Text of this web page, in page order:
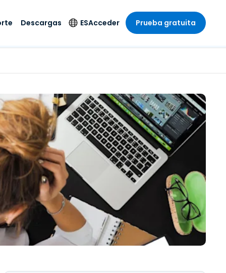
con
de
Antivirus
Detección y
respuesta de puntos
finales
Acceso y control de
Wi-Fi de Foxpass
Espacio de trabajo
seguro Zero Trust
Shield (Antiestafa)
Todos los
productos
menor
sector público
y Diseño
contabilidad
menor
los sectores
sistema
Descargas ES
Deutsch
Español
Français
Italiano
Nederlands
Português
简体中文
繁體中文
日本語
ภาษาไทย
Acceder Prueba gratuita